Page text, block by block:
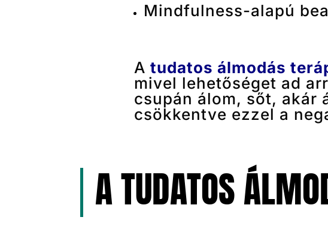
Mindfulness-alapú
Atudatos álmodás
mivel lehetőséget ad
csupán álom, sőt, akár
csökkentve ezzel a
A TUDATOS